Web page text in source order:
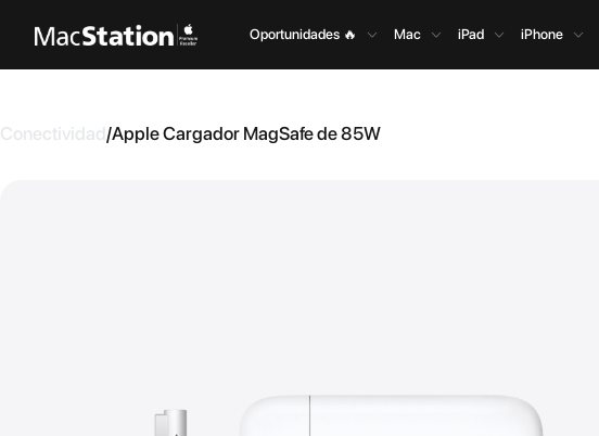
Oportunidades 🔥 Mac iPad iPhone
Conectividad/Apple Cargador MagSafe de 85W